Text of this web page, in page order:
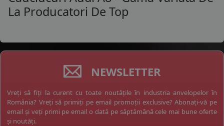
La Producatori De Top
NEWSLETTER
Vreți să fiți la curent cu toate noutățile în industria anvelopelor în
România? Vreți să primiți pe email promoții exclusive? Abonați-vă pe
email și veți primi pe email o dată pe săptămână cele mai bune oferte
și noutăți.